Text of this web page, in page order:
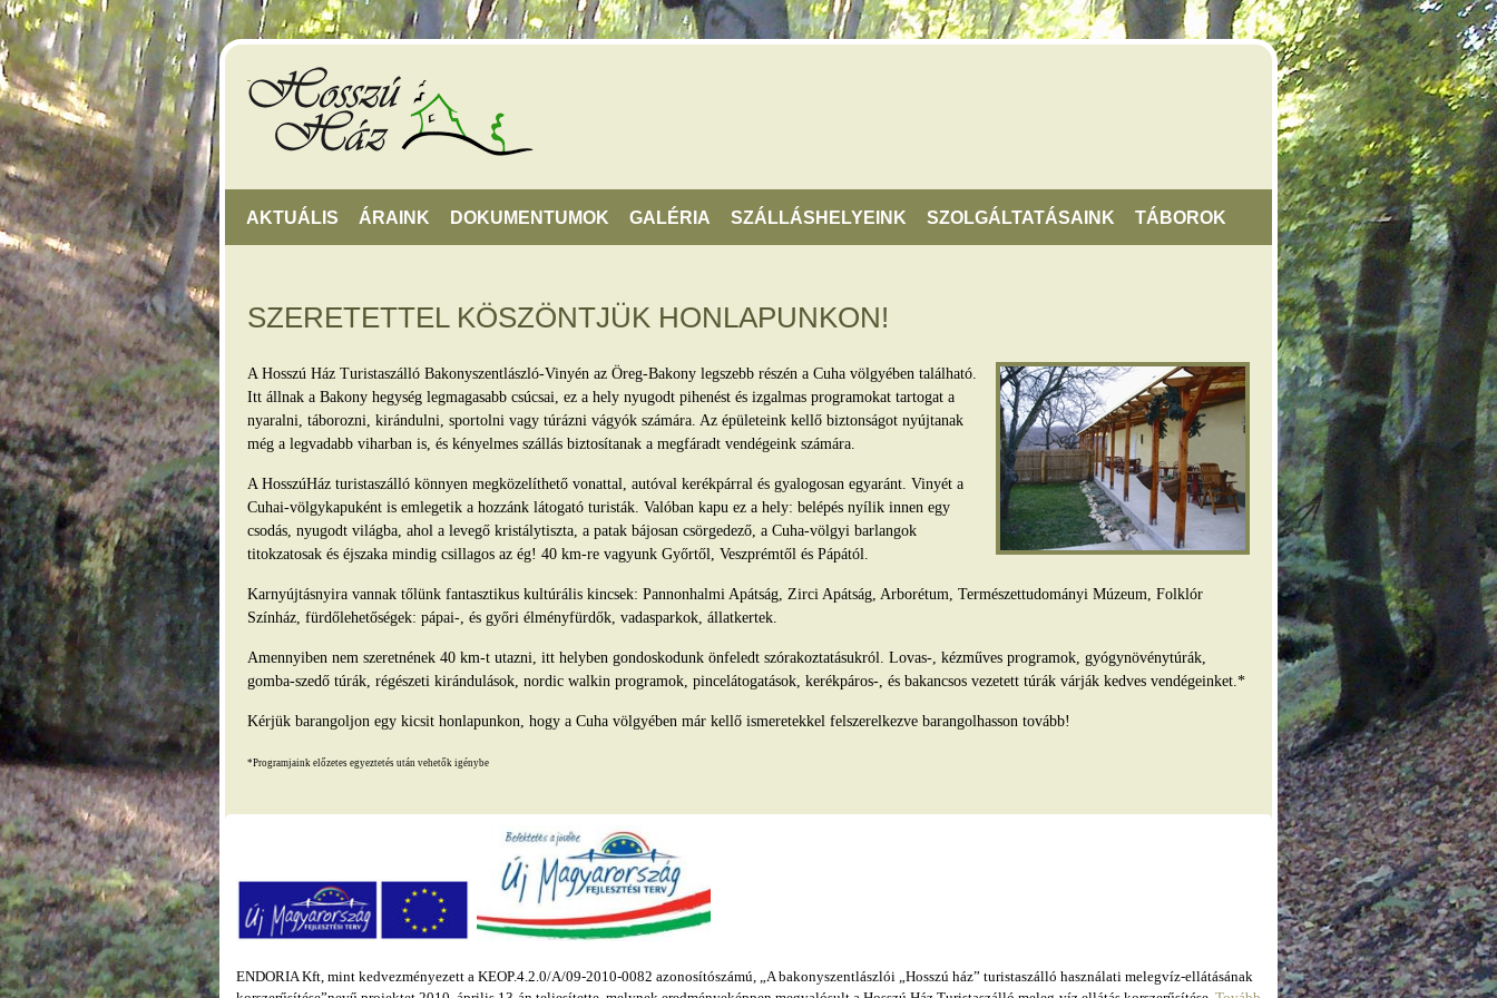
AKTUÁLIS ÁRAINK DOKUMENTUMOK GALÉRIA SZÁLLÁSHELYEINK SZOLGÁLTATÁSAINK TÁBOROK
SZERETETTEL KÖSZÖNTJÜK HONLAPUNKON!
A Hosszú Ház Turistaszálló Bakonyszentlászló-Vinyén az Öreg-Bakony legszebb részén a Cuha völgyében található.
Itt állnak a Bakony hegység legmagasabb csúcsai, ez a hely nyugodt pihenést és izgalmas programokat tartogat a
nyaralni, táborozni, kirándulni, sportolni vagy túrázni vágyók számára. Az épületeink kellő biztonságot nyújtanak
még a legvadabb viharban is, és kényelmes szállás biztosítanak a megfáradt vendégeink számára.
A HosszúHáz turistaszálló könnyen megközelíthető vonattal, autóval kerékpárral és gyalogosan egyaránt. Vinyét a
Cuhai-völgykapuként is emlegetik a hozzánk látogató turisták. Valóban kapu ez a hely: belépés nyílik innen egy
csodás, nyugodt világba, ahol a levegő kristálytiszta, a patak bájosan csörgedező, a Cuha-völgyi barlangok
titokzatosak és éjszaka mindig csillagos az ég! 40 km-re vagyunk Győrtől, Veszprémtől és Pápától.
Karnyújtásnyira vannak tőlünk fantasztikus kultúrális kincsek: Pannonhalmi Apátság, Zirci Apátság, Arborétum, Természettudományi Múzeum, Folklór
Színház, fürdőlehetőségek: pápai-, és győri élményfürdők, vadasparkok, állatkertek.
Amennyiben nem szeretnének 40 km-t utazni, itt helyben gondoskodunk önfeledt szórakoztatásukról. Lovas-, kézműves programok, gyógynövénytúrák,
gomba-szedő túrák, régészeti kirándulások, nordic walkin programok, pincelátogatások, kerékpáros-, és bakancsos vezetett túrák várják kedves vendégeinket.*
Kérjük barangoljon egy kicsit honlapunkon, hogy a Cuha völgyében már kellő ismeretekkel felszerelkezve barangolhasson tovább!
*Programjaink előzetes egyeztetés után vehetők igénybe
ENDORIA Kft, mint kedvezményezett a KEOP.4.2.0/A/09-2010-0082 azonosítószámú, „A bakonyszentlászlói „Hosszú ház” turistaszálló használati melegvíz-ellátásának